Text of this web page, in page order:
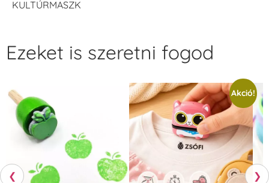
KULTÚRMASZK
❮
Ezeket is szeretni fogod
Akció!
❯